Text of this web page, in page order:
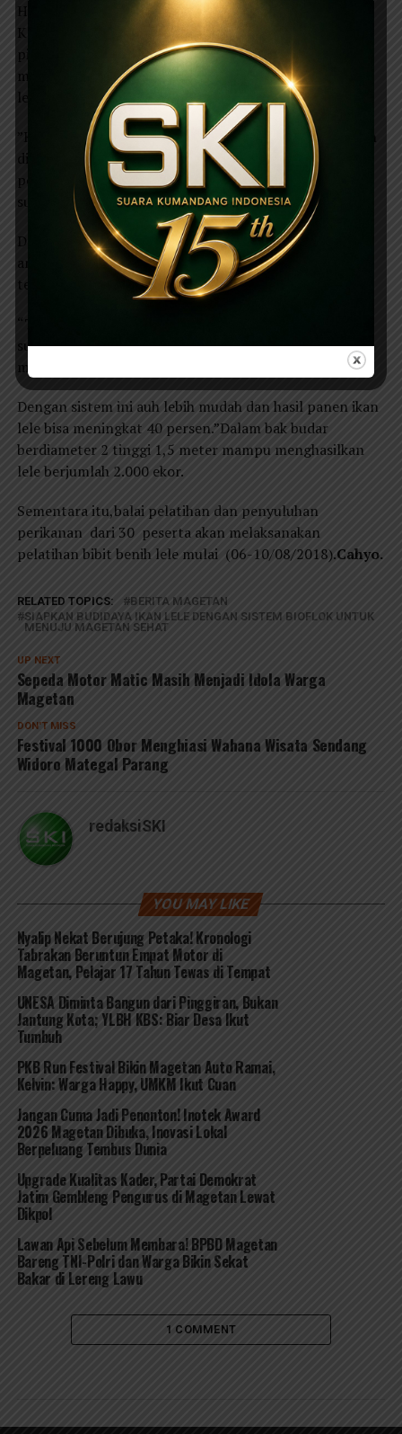
Herison balai pelatihan dan penyuluhan perikanan
Kabupaten Banyuwangi, Jawa Timur mengatakan
pihaknya melakukan pelatihan di Magetan untuk
memberikan ilmu tentang bagimana cara ternak iklan
lele yang lebih moderen dan efisiensi.
”Kami berharap dalam peltihan ini kelompok perikanan
di Kabupaten Magetan bisa menerapkan cara
pembudidaya benih ikan lele,”kata Herison kepada
suarakumandang.Selasa,(07/08/2018).
Dalam sistem bioflok peternak ikan dapat menekan
anggaran, karena pada umumnya setelah panen air
tersebut diganti atau dibuang.
“Tapi dengan sistem ini air tidak perlu dibuang karena
sudah baketri yang sebelumnya kita berikan sebelum
memasukan bibit benih lele,”terang Herison.
Dengan sistem ini auh lebih mudah dan hasil panen ikan
lele bisa meningkat 40 persen.”Dalam bak budar
berdiameter 2 tinggi 1,5 meter mampu menghasilkan
lele berjumlah 2.000 ekor.
Sementara itu,balai pelatihan dan penyuluhan
perikanan dari 30 peserta akan melaksanakan
pelatihan bibit benih lele mulai (06-10/08/2018).Cahyo.
RELATED TOPICS:
BERITA MAGETAN
SIAPKAN BUDIDAYA IKAN LELE DENGAN SISTEM BIOFLOK UNTUK
MENUJU MAGETAN SEHAT
UP NEXT
Sepeda Motor Matic Masih Menjadi Idola Warga
Magetan
DON'T MISS
Festival 1000 Obor Menghiasi Wahana Wisata Sendang
Widoro Mategal Parang
redaksiSKI
YOU MAY LIKE
Nyalip Nekat Berujung Petaka! Kronologi
Tabrakan Beruntun Empat Motor di
Magetan, Pelajar 17 Tahun Tewas di Tempat
UNESA Diminta Bangun dari Pinggiran, Bukan
Jantung Kota; YLBH KBS: Biar Desa Ikut
Tumbuh
PKB Run Festival Bikin Magetan Auto Ramai,
Kelvin: Warga Happy, UMKM Ikut Cuan
Jangan Cuma Jadi Penonton! Inotek Award
2026 Magetan Dibuka, Inovasi Lokal
Berpeluang Tembus Dunia
Upgrade Kualitas Kader, Partai Demokrat
Jatim Gembleng Pengurus di Magetan Lewat
Dikpol
Lawan Api Sebelum Membara! BPBD Magetan
Bareng TNI-Polri dan Warga Bikin Sekat
Bakar di Lereng Lawu
1 COMMENT